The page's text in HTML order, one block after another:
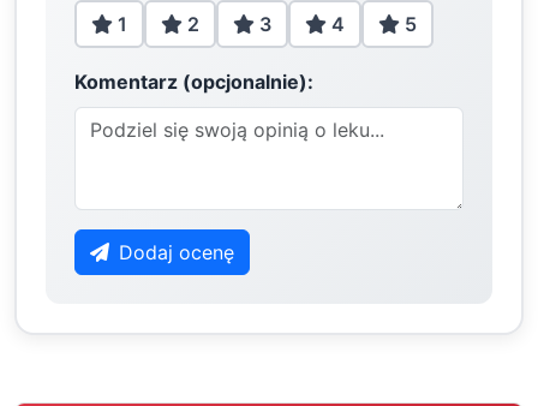
1 2 3 4 5
Komentarz (opcjonalnie):
Dodaj ocenę